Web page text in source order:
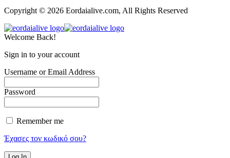
Copyright © 2026 Eordaialive.com, All Rights Reserved
Welcome Back!
Sign in to your account
Username or Email Address
Password
Remember me
Έχασες τον κωδικό σου?